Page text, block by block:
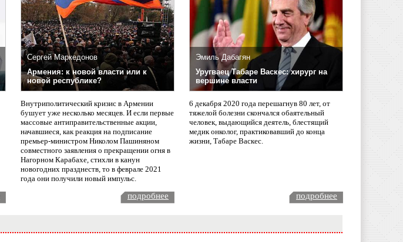
Сергей Маркедонов
Армения: к новой власти или к
новой республике?
Внутриполитический кризис в Армении
бушует уже несколько месяцев. И если первые
массовые антиправительственные акции,
начавшиеся, как реакция на подписание
премьер-министром Николом Пашиняном
совместного заявления о прекращении огня в
Нагорном Карабахе, стихли в канун
новогодних празднеств, то в феврале 2021
года они получили новый импульс.
Эмиль Дабагян
Уругваец Табаре Васкес: хирург на
вершине власти
6 декабря 2020 года перешагнув 80 лет, от
тяжелой болезни скончался обаятельный
человек, выдающийся деятель, блестящий
медик онколог, практиковавший до конца
жизни, Табаре Васкес.
подробнее подробнее